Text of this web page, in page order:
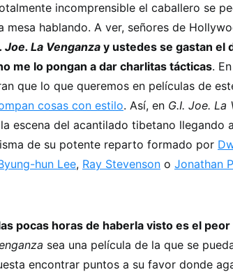
incomprensible el caballero se
mesa hablando. A ver, señores de
Joe. La Venganza y ustedes se gastan el
me lo pongan a dar charlitas tácticas.
que lo que queremos en películas de
cosas con estilo. Así, en G.I. Joe. La
escena del acantilado tibetano llegando
de su potente reparto formado por
hun Lee, Ray Stevenson o Jonathan
pocas horas de haberla visto es el
sea una película de la que se
encontrar puntos a su favor donde